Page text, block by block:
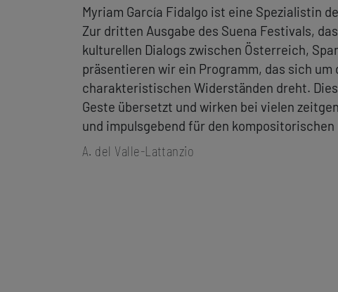
Myriam García Fidalgo ist eine Spezialistin
Zur dritten Ausgabe des Suena Festivals,
kulturellen Dialogs zwischen Österreich,
präsentieren wir ein Programm, das sich um
charakteristischen Widerständen dreht.
Geste übersetzt und wirken bei vielen
und impulsgebend für den kompositorischen
A. del Valle-Lattanzio